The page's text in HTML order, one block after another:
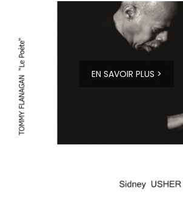
EN SAVOIR PLUS >